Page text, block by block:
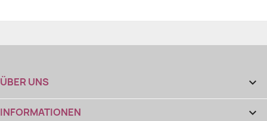
ÜBER UNS 
INFORMATIONEN 